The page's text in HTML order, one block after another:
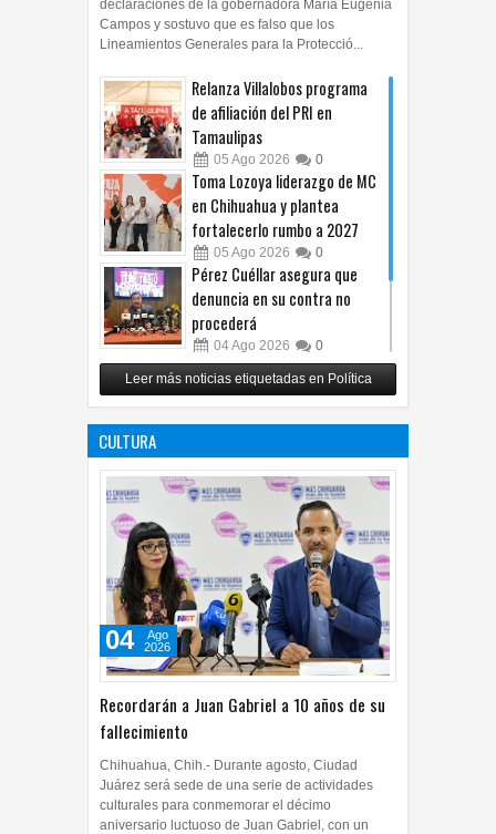
declaraciones de la gobernadora María Eugenia
Campos y sostuvo que es falso que los
Lineamientos Generales para la Protecció...
Relanza Villalobos programa
de afiliación del PRI en
Tamaulipas
05 Ago 2026 0
Toma Lozoya liderazgo de MC
en Chihuahua y plantea
fortalecerlo rumbo a 2027
05 Ago 2026 0
Pérez Cuéllar asegura que
denuncia en su contra no
procederá
04Ago 2026 0
Respalda Morena Chihuahua
propuesta sobre derechos de
Leer más noticias etiquetadas en Política
CULTURA
Recordarán a Juan Gabriel a 10 años de su
fallecimiento
04
Ago
2026
Chihuahua, Chih.- Durante agosto, Ciudad
Juárez será sede de una serie de actividades
culturales para conmemorar el décimo
aniversario luctuoso de Juan Gabriel, con un